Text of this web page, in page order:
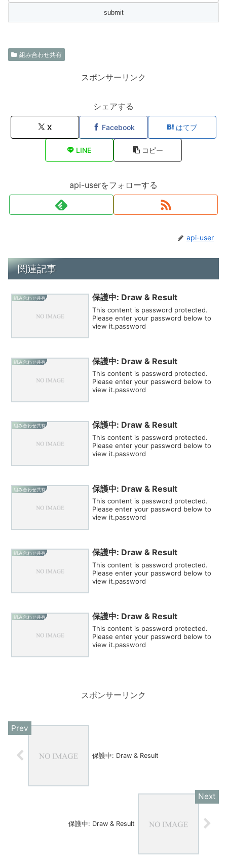
組み合わせ共有
スポンサーリンク
シェアする
X Facebook はてブ
LINE コピー
api-userをフォローする
api-user
関連記事
組み合わせ共有 保護中: Draw & Result
This content is password protected.
Please enter your password below to
view it.password
組み合わせ共有 保護中: Draw & Result
This content is password protected.
Please enter your password below to
view it.password
組み合わせ共有 保護中: Draw & Result
This content is password protected.
Please enter your password below to
view it.password
組み合わせ共有 保護中: Draw & Result
This content is password protected.
Please enter your password below to
view it.password
組み合わせ共有 保護中: Draw & Result
This content is password protected.
Please enter your password below to
view it.password
組み合わせ共有 保護中: Draw & Result
This content is password protected.
Please enter your password below to
view it.password
スポンサーリンク
保護中: Draw & Result
保護中: Draw & Result